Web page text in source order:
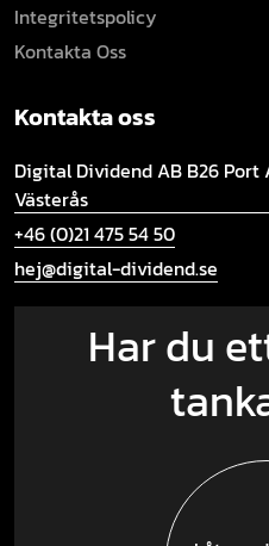
Integritetspolicy
Kontakta Oss
Kontakta oss
Digital Dividend AB B26 Port
Västerås
+46 (0)21 475 54 50
hej@digital-dividend.se
Har du